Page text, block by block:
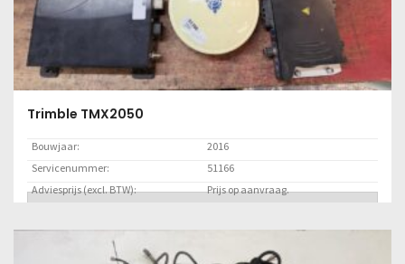
Locatie:
Klant
Lees meer
Trimble TMX2050
Bouwjaar:
2016
Servicenummer:
51166
Adviesprijs (excl. BTW):
Prijs op aanvraag.